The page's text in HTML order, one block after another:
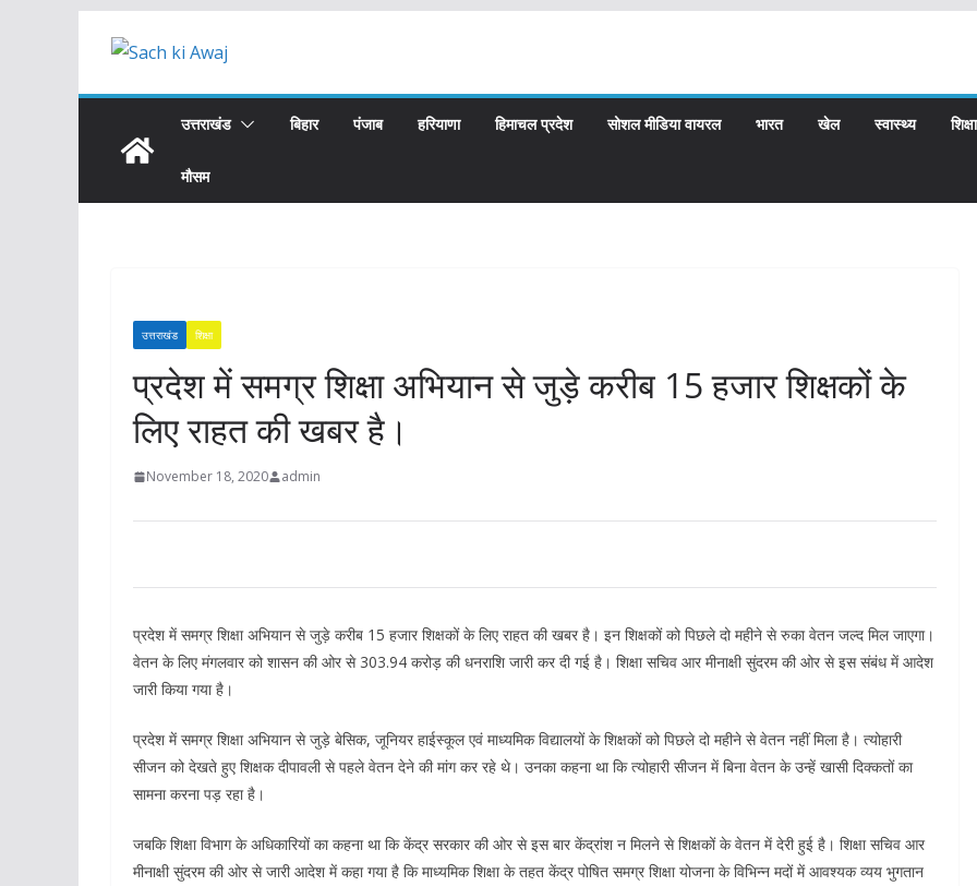
उत्तराखंड बिहार पंजाब हरियाणा हिमाचल प्रदेश सोशल मीडिया वायरल भारत खेल स्वास्थ्य शिक्षा
मौसम
उत्तराखंड शिक्षा
प्रदेश में समग्र शिक्षा अभियान से जुड़े करीब 15 हजार शिक्षकों के
लिए राहत की खबर है।
November 18, 2020 admin
प्रदेश में समग्र शिक्षा अभियान से जुड़े करीब 15 हजार शिक्षकों के लिए राहत की खबर है। इन शिक्षकों को पिछले दो महीने से रुका वेतन जल्द मिल जाएगा।
वेतन के लिए मंगलवार को शासन की ओर से 303.94 करोड़ की धनराशि जारी कर दी गई है। शिक्षा सचिव आर मीनाक्षी सुंदरम की ओर से इस संबंध में आदेश
जारी किया गया है।
प्रदेश में समग्र शिक्षा अभियान से जुड़े बेसिक, जूनियर हाईस्कूल एवं माध्यमिक विद्यालयों के शिक्षकों को पिछले दो महीने से वेतन नहीं मिला है। त्योहारी
सीजन को देखते हुए शिक्षक दीपावली से पहले वेतन देने की मांग कर रहे थे। उनका कहना था कि त्योहारी सीजन में बिना वेतन के उन्हें खासी दिक्कतों का
सामना करना पड़ रहा है।
जबकि शिक्षा विभाग के अधिकारियों का कहना था कि केंद्र सरकार की ओर से इस बार केंद्रांश न मिलने से शिक्षकों के वेतन में देरी हुई है। शिक्षा सचिव आर
मीनाक्षी सुंदरम की ओर से जारी आदेश में कहा गया है कि माध्यमिक शिक्षा के तहत केंद्र पोषित समग्र शिक्षा योजना के विभिन्न मदों में आवश्यक व्यय भुगतान